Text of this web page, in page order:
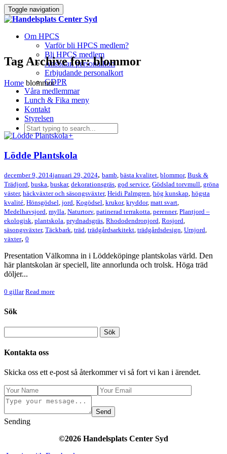
Toggle navigation
Om HPCS
Varför bli HPCS medlem?
Bli HPCS medlem
Ansökan personalkort
Erbjudande personalkort
GDPR
Våra medlemmar
Lunch & Fika meny
Kontakt
Styrelsen
Tag Archive for: blommor
Home blommor
+
Lödde Plantskola
december 9, 2014januari 29, 2024, bamb, bästa kvalitet, blommor, Busk &
Trädjord, buska, buskar, dekorationsgräs, god service, Gödslad torvmull, gröna
väster, häckväxter och säsongsväxter, Heidi Palmgren, hög kunskap, högsta
kvalité, Hönsgödsel, jord, Kogödsel, krukor, kryddor, matt svart,
Medelhavsjord, mylla, Naturtorv, patinerad terrakotta, perenner, Plantjord –
ekologisk, plantskola, prydnadsgräs, Rhododendronjord, Rosjord,
säsongsväxter, Täckbark, träd, trädgårdsarkitekt, trädgårdsdesign, Urnjord,
växter, 0
Presentation Välkomna in i Löddeköpinge plantskolas värld. Den
här plantskolan är speciell, lite annorlunda och trolsk. Höga träd
döljer...
0 gillar Read more
Sök
Kontakta oss
Skicka oss ett e-post så återkommer vi så fort vi kan i ärendet.
Send
Sending
©2026 Handelsplats Center Syd